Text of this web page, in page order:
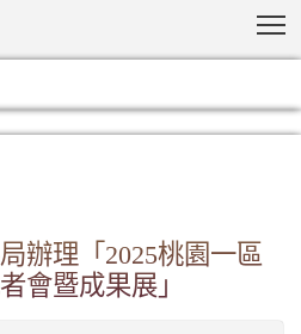
辦理「2025桃園一區
會暨成果展」